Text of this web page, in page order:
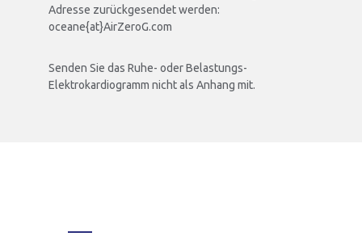
Adresse zurückgesendet werden:
oceane{at}AirZeroG.com
Senden Sie das Ruhe- oder Belastungs-
Elektrokardiogramm nicht als Anhang mit.